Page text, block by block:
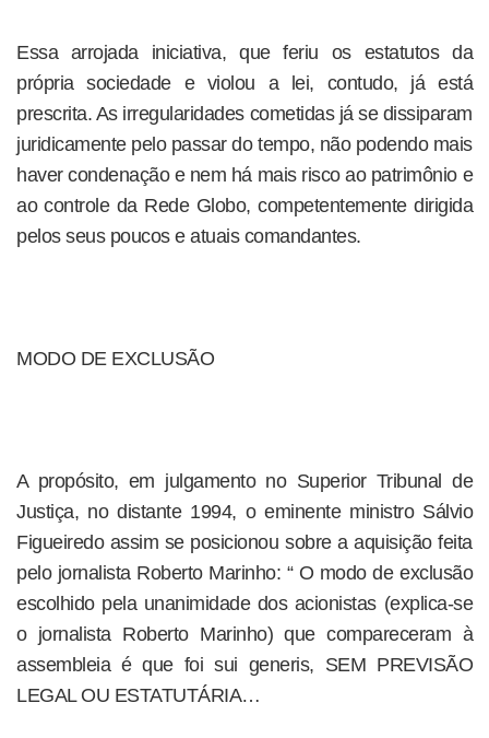
Essa arrojada iniciativa, que feriu os estatutos da
própria sociedade e violou a lei, contudo, já está
prescrita. As irregularidades cometidas já se dissiparam
juridicamente pelo passar do tempo, não podendo mais
haver condenação e nem há mais risco ao patrimônio e
ao controle da Rede Globo, competentemente dirigida
pelos seus poucos e atuais comandantes.
MODO DE EXCLUSÃO
A propósito, em julgamento no Superior Tribunal de
Justiça, no distante 1994, o eminente ministro Sálvio
Figueiredo assim se posicionou sobre a aquisição feita
pelo jornalista Roberto Marinho: “ O modo de exclusão
escolhido pela unanimidade dos acionistas (explica-se
o jornalista Roberto Marinho) que compareceram à
assembleia é que foi sui generis, SEM PREVISÃO
LEGAL OU ESTATUTÁRIA…